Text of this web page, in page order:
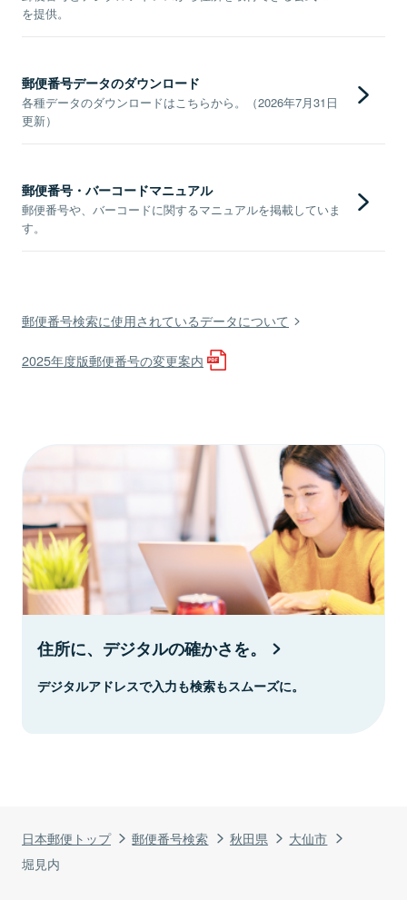
日本郵便トップ 郵便番号検索 秋田県
大仙市
堀見内
を提供。
郵便番号データのダウンロード
各種データのダウンロードはこちらから。（2026年7月31日
更新）
郵便番号・バーコードマニュアル
郵便番号や、バーコードに関するマニュアルを掲載していま
す。
郵便番号検索に使用されているデータについて
2025年度版郵便番号の変更案内
住所に、デジタルの確かさを。
デジタルアドレスで入力も検索もスムーズに。